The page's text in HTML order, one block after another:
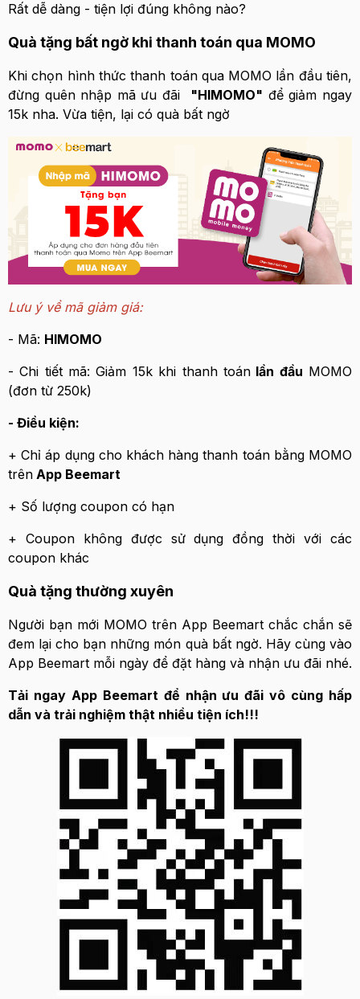
Rất dễ dàng - tiện lợi đúng không nào?
Quà tặng bất ngờ khi thanh toán qua MOMO
Khi chọn hình thức thanh toán qua MOMO lần đầu tiên,
đừng quên nhập mã ưu đãi "HIMOMO" để giảm ngay
15k nha. Vừa tiện, lại có quà bất ngờ
Lưu ý về mã giảm giá:
- Mã: HIMOMO
- Chi tiết mã: Giảm 15k khi thanh toánlần đầu MOMO
(đơn từ 250k)
- Điều kiện:
+ Chỉ áp dụng cho khách hàng thanh toán bằng MOMO
trên App Beemart
+ Số lượng coupon có hạn
+ Coupon không được sử dụng đồng thời với các
coupon khác
Quà tặng thường xuyên
Người bạn mới MOMO trên App Beemart chắc chắn sẽ
đem lại cho bạn những món quà bất ngờ. Hãy cùng vào
App Beemart mỗi ngày để đặt hàng và nhận ưu đãi nhé.
Tải ngay App Beemart để nhận ưu đãi vô cùng hấp
dẫn và trải nghiệm thật nhiều tiện ích!!!